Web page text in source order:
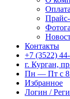
Оплата
Контакты
+7 (3522)
г. Курган,
Пн — Пт с
Избранное
Логин /